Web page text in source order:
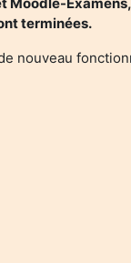
terminées.
nouveau